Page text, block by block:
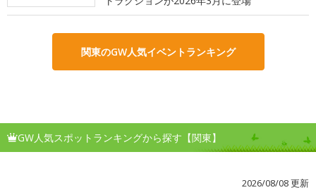
関東のGW人気イベントランキング
GW人気スポットランキングから探す【関東】
2026/08/08 更新